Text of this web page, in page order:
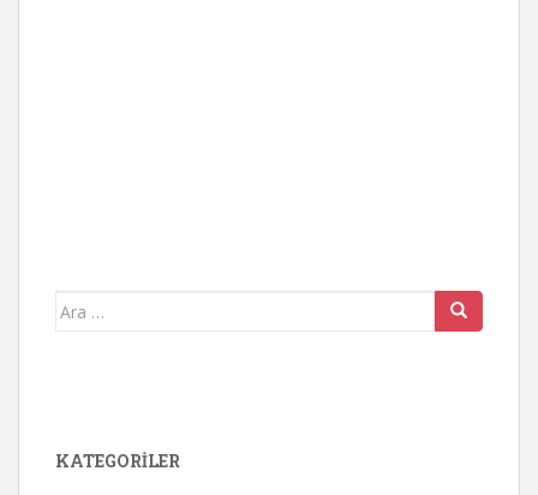
Arama
KATEGORİLER